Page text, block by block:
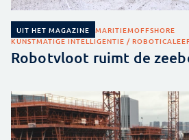
UIT HET MAGAZINE MARITIEMOFFSHORE
KUNSTMATIGE INTELLIGENTIE / ROBOTICA
Robotvloot ruimt de